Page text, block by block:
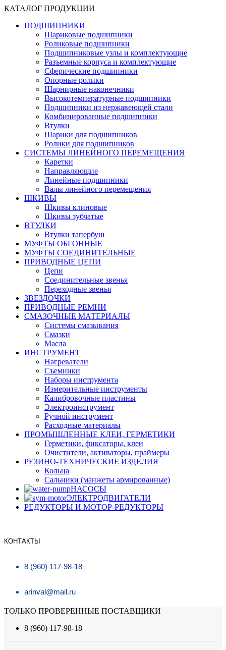
КАТАЛОГ ПРОДУКЦИИ
ПОДШИПНИКИ
Шариковые подшипники
Роликовые подшипники
Подшипниковые узлы и комплектующие
Разъемные корпуса и комплектующие
Сферические подшипники
Опорные ролики
Шарнирные наконечники
Высокотемпературные подшипники
Подшипники из нержавеющей стали
Комбинированные подшипники
Втулки
Шарики для подшипников
Ролики для подшипников
СИСТЕМЫ ЛИНЕЙНОГО ПЕРЕМЕЩЕНИЯ
Каретки
Направляющие
Линейные подшипники
Валы линейного перемещения
ШКИВЫ
Шкивы клиновые
Шкивы зубчатые
ВТУЛКИ
Втулки тапербуш
МУФТЫ ОБГОННЫЕ
МУФТЫ СОЕДИНИТЕЛЬНЫЕ
ПРИВОДНЫЕ ЦЕПИ
Цепи
Соединительные звенья
Переходные звенья
ЗВЕЗДОЧКИ
ПРИВОДНЫЕ РЕМНИ
СМАЗОЧНЫЕ МАТЕРИАЛЫ
Системы смазывания
Смазки
Масла
ИНСТРУМЕНТ
Нагреватели
Съемники
Наборы инструмента
Измерительные инструменты
Калибровочные пластины
Электроинструмент
Ручной инструмент
Расходные материалы
ПРОМЫШЛЕННЫЕ КЛЕИ, ГЕРМЕТИКИ
Герметики, фиксаторы, клеи
Очистители, активаторы, праймеры
РЕЗИНО-ТЕХНИЧЕСКИЕ ИЗДЕЛИЯ
Кольца
Сальники (манжеты армированные)
НАСОСЫ
ЭЛЕКТРОДВИГАТЕЛИ
РЕДУКТОРЫ И МОТОР-РЕДУКТОРЫ
КОНТАКТЫ
8 (960) 117-98-18
arinval@mail.ru
ТОЛЬКО ПРОВЕРЕННЫЕ ПОСТАВЩИКИ
8 (960) 117-98-18